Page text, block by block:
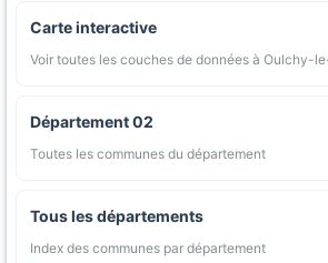
Carte interactive
Voir toutes les couches de données à Oulchy-
Département 02
Toutes les communes du département
Tous les départements
Index des communes par département